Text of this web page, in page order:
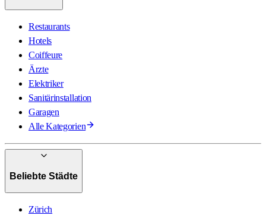
Restaurants
Hotels
Coiffeure
Ärzte
Elektriker
Sanitärinstallation
Garagen
Alle Kategorien
Beliebte Städte
Zürich